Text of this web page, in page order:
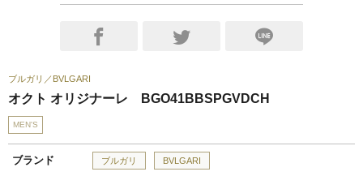
ブルガリ BVLGARI
オクト オリジナーレ BGO41BBSPGVDCH
MEN'S
ブランド ブルガリ BVLGARI